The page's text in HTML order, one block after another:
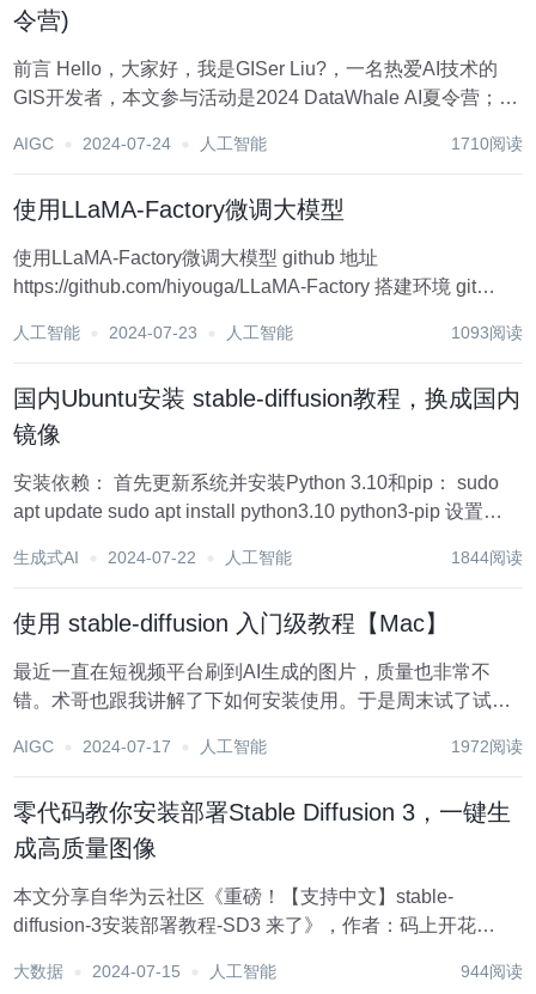
令营)
前言 Hello，大家好，我是GISer Liu?，一名热爱AI技术的
GIS开发者，本文参与活动是2024 DataWhale AI夏令营；?
Ll...
AIGC 2024-07-24 人工智能 1710阅读
使用LLaMA-Factory微调大模型
使用LLaMA-Factory微调大模型 github 地址
https://github.com/hiyouga/LLaMA-Factory 搭建环境 git
人工智能 2024-07-23 人工智能 1093阅读
国内Ubuntu安装 stable-diffusion教程，换成国内
镜像
安装依赖： 首先更新系统并安装Python 3.10和pip： sudo
apt update sudo apt install python3.10 python3-pip 设置
并创建...
生成式AI 2024-07-22 人工智能 1844阅读
使用 stable-diffusion 入门级教程【Mac】
最近一直在短视频平台刷到AI生成的图片，质量也非常不
错。术哥也跟我讲解了下如何安装使用。于是周末试了试。
录一下。 目前基本上运行正常，只是内存稍微小了点，把质
AIGC 2024-07-17 人工智能 1972阅读
零代码教你安装部署Stable Diffusion 3，一键生
成高质量图像
本文分享自华为云社区《重磅！【支持中文】stable-
diffusion-3安装部署教程-SD3 来了》，作者：码上开花
了Stable Diffusion 3（Medium版本...
大数据 2024-07-15 人工智能 944阅读